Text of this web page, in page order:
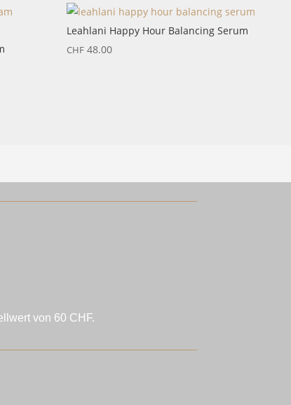
Leahlani Happy Hour Balancing Serum
CHF48.00
von 60 CHF.